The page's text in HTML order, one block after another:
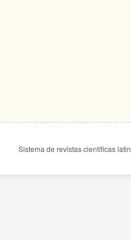
Sistema de revistas científicas